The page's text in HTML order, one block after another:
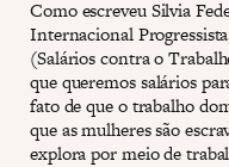
Como escreveu Silvia
Internacional
(Salários contra o
que queremos salários
fato de que o trabalho
que as mulheres são
explora por meio de